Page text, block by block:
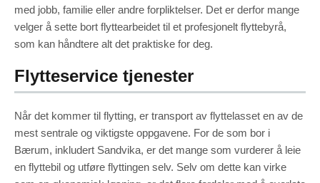
med jobb, familie eller andre forpliktelser. Det er derfor mange
velger å sette bort flyttearbeidet til et profesjonelt flyttebyrå,
som kan håndtere alt det praktiske for deg.
Flytteservice tjenester
Når det kommer til flytting, er transport av flyttelasset en av de
mest sentrale og viktigste oppgavene. For de som bor i
Bærum, inkludert Sandvika, er det mange som vurderer å leie
en flyttebil og utføre flyttingen selv. Selv om dette kan virke